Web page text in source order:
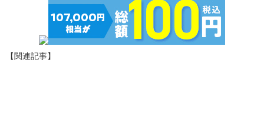
【関連記事】